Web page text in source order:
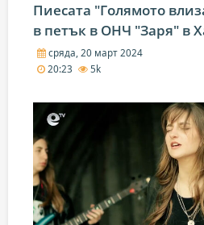
Пиесата "Голямото
в петък в ОНЧ "Заря" в
сряда, 20 март 2024
20:23
5k